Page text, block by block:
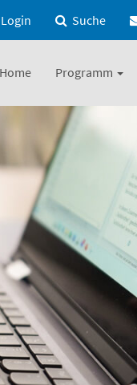
Login Suche
Home Programm